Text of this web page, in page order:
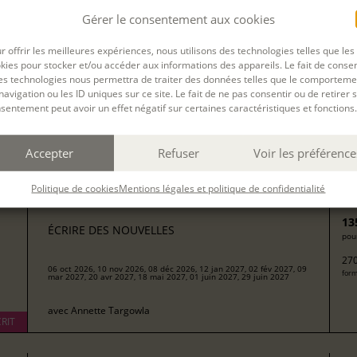
Gérer le consentement aux cookies
offrir les meilleures expériences, nous utilisons des technologies telles que les
pour stocker et/ou accéder aux informations des appareils. Le fait de
technologies nous permettra de traiter des données telles que le
ou les ID uniques sur ce site. Le fait de ne pas consentir ou de retirer
peut avoir un effet négatif sur certaines caractéristiques et fonctions.
Accepter Refuser Voir les
Politique de cookiesMentions légales et politique de confidentialité
(Durée :
session de formation est terminée.
ÉCRIRE DES NOUVELLES
06 oct 2026, 10 nov 2026, 08 déc 2026, 12 jan 2027, 02 fév 2027, 09
mar 2027, 20 avr 2027, 18 mai 2027, 01 juin 2027, 29 juin 2027
avec Annette Targowla